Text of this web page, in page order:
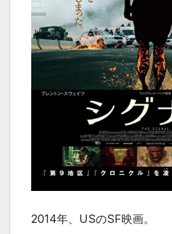
2014年、USのSF映画。